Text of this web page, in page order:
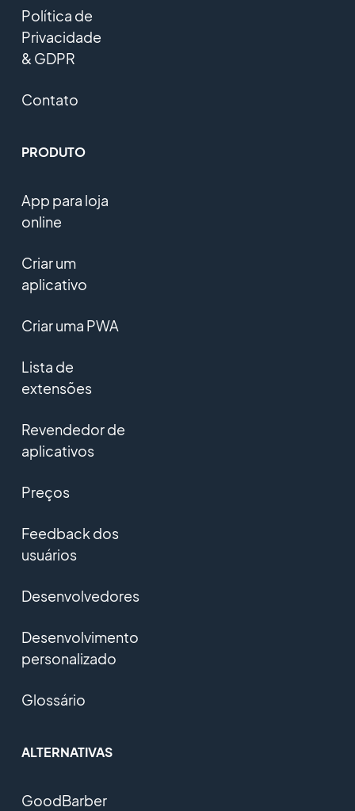
Política de
Privacidade
& GDPR
Contato
PRODUTO
App para loja
online
Criar um
aplicativo
Criar uma PWA
Lista de
extensões
Revendedor de
aplicativos
Preços
Feedback dos
usuários
Desenvolvedores
Desenvolvimento
personalizado
Glossário
ALTERNATIVAS
GoodBarber